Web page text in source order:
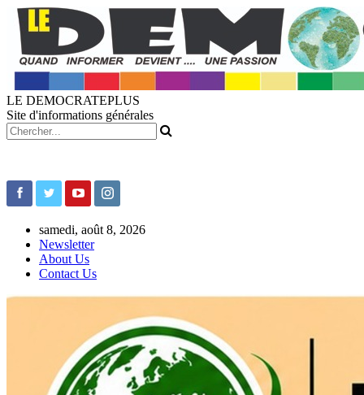
LE DEMOCRATEPLUS
Site d'informations générales
samedi, août 8, 2026
Newsletter
About Us
Contact Us